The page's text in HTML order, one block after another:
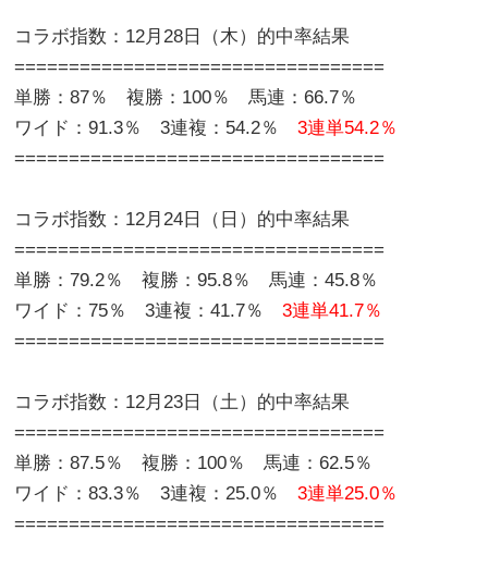
コラボ指数：12月28日（木）的中率結果
==================================
単勝：87％ 複勝：100％ 馬連：66.7％
ワイド：91.3％ 3連複：54.2％3連単54.2％
==================================
コラボ指数：12月24日（日）的中率結果
==================================
単勝：79.2％ 複勝：95.8％ 馬連：45.8％
ワイド：75％ 3連複：41.7％3連単41.7％
==================================
コラボ指数：12月23日（土）的中率結果
==================================
単勝：87.5％ 複勝：100％ 馬連：62.5％
ワイド：83.3％ 3連複：25.0％3連単25.0％
==================================